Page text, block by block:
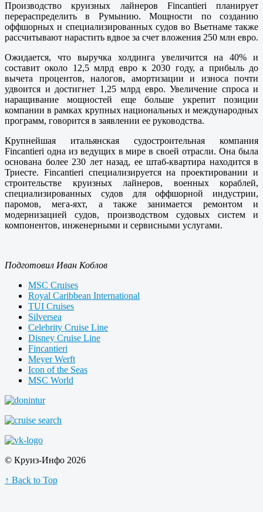
Производство круизных лайнеров Fincantieri планирует
перераспределить в Румынию. Мощности по созданию
оффшорных и специализированных судов во Вьетнаме также
рассчитывают нарастить вдвое за счет вложения 250 млн евро.
Ожидается, что выручка холдинга увеличится на 40% и
составит около 12,5 млрд евро к 2030 году, а прибыль до
вычета процентов, налогов, амортизации и износа почти
удвоится и достигнет 1,25 млрд евро. Увеличение спроса и
наращивание мощностей еще больше укрепит позиции
компании в рамках крупных национальных и международных
программ, говорится в заявлении ее руководства.
Крупнейшая итальянская судостроительная компания
Fincantieri одна из ведущих в мире в своей отрасли. Она была
основана более 230 лет назад, ее штаб-квартира находится в
Триесте. Fincantieri специализируется на проектировании и
строительстве круизных лайнеров, военных кораблей,
специализированных судов для оффшорной индустрии,
паромов, мега-яхт, а также занимается ремонтом и
модернизацией судов, производством судовых систем и
компонентов, инженерными и сервисными услугами.
Подготовил Иван Коблов
MSC Cruises
Royal Caribbean International
TUI Cruises
Silversea
Celebrity Cruise Line
Disney Cruise Line
Fincantieri
Meyer Werft
Icon of the Seas
MSC World
© Круиз-Инфо 2026
↑ Back to Top